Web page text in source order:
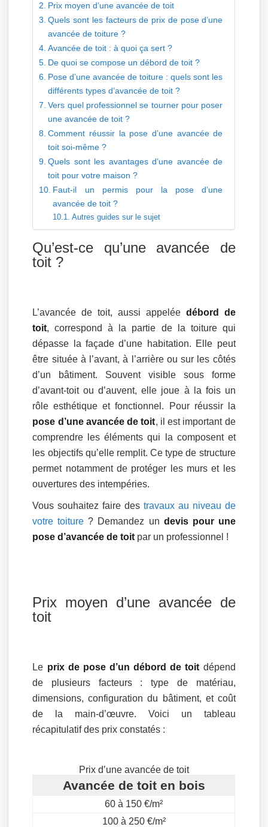
Prix moyen d’une avancée de toit
Quels sont les facteurs de prix de pose d’une
avancée de toiture ?
Avancée de toit : à quoi ça sert ?
De quoi se compose un débord de toit ?
Pose d’une avancée de toiture : quels sont les
différents types d’avancée de toit ?
Vers quel professionnel se tourner pour poser
une avancée de toit ?
Comment réussir la pose d’une avancée de
toit soi-même ?
Quels sont les avantages d’une avancée de
toit pour votre maison ?
Faut-il un permis pour la pose d’une
avancée de toit ?
Autres guides sur le sujet
Qu’est-ce qu’une avancée de
toit ?
L’avancée de toit, aussi appelée débord de
toit, correspond à la partie de la toiture qui
dépasse la façade d’une habitation. Elle peut
être située à l’avant, à l’arrière ou sur les côtés
d’un bâtiment. Souvent visible sous forme
d’avant-toit ou d’auvent, elle joue à la fois un
rôle esthétique et fonctionnel. Pour réussir la
pose d’une avancée de toit, il est important de
comprendre les éléments qui la composent et
les objectifs qu’elle remplit. Ce type de structure
permet notamment de protéger les murs et les
ouvertures des intempéries.
Vous souhaitez faire des travaux au niveau de
votre toiture ? Demandez un devis pour une
pose d’avancée de toit par un professionnel !
Prix moyen d’une avancée de
toit
Le prix de pose d’un débord de toit dépend
de plusieurs facteurs : type de matériau,
dimensions, configuration du bâtiment, et coût
de la main-d’œuvre. Voici un tableau
récapitulatif des prix constatés :
Prix d’une avancée de toit
Avancée de toit en bois
60 à 150 €/m²
100 à 250 €/m²